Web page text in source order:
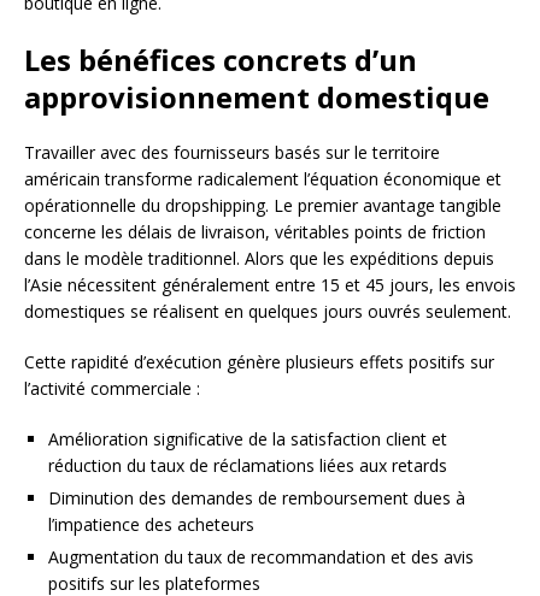
Les bénéfices concrets d’un
approvisionnement domestique
Travailler avec des fournisseurs basés sur le territoire
américain transforme radicalement l’équation économique et
opérationnelle du dropshipping. Le premier avantage tangible
concerne les délais de livraison, véritables points de friction
dans le modèle traditionnel. Alors que les expéditions depuis
l’Asie nécessitent généralement entre 15 et 45 jours, les envois
domestiques se réalisent en quelques jours ouvrés seulement.
Cette rapidité d’exécution génère plusieurs effets positifs sur
l’activité commerciale :
Amélioration significative de la satisfaction client et
réduction du taux de réclamations liées aux retards
Diminution des demandes de remboursement dues à
l’impatience des acheteurs
Augmentation du taux de recommandation et des avis
positifs sur les plateformes